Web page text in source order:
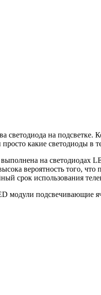
на подсветке.
какие светодиоды в
на светодиодах
вероятность того,
срок использования
модули